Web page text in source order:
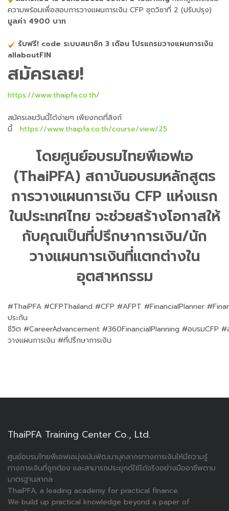
ความพร้อมเพื่อสอบการวางแผนการเงิน CFP ชุดวิชาที่ 2 (ปรับปรุง)
มูลค่า 4900 บาท
รับฟรี! code ระบบสมาชิก 3 เดือน โปรแกรมวางแผนการเงิน
allaboutFIN
สมัครเลย!
https://www.thaipfa.co.th/
สมัครเลยวันนี้ได้ง่ายๆ เพียงกดที่ลิงก์
นี้ https://www.thaipfa.co.th/course/view/25
โดยศูนย์อบรมไทยพีเอฟเอ
(ThaiPFA) สถาบันอบรมหลักสูตร
การวางแผนการเงิน CFP แห่งแรก
ในประเทศไทย จะช่วยสร้างโอกาสให้
กับคุณเป็นที่ปรึกษาการเงิน/นัก
วางแผนการเงินที่แตกต่างใน
อุตสาหกรรม
#ThaiPFA #CFPThailand #CFP #AFPT #FinancialPlanner
ประกัน
ชีวิต #CareerAdvancement #360FinancialPlanning #อบรมCFP
วางแผนการเงิน #ที่ปรึกษาการเงิน
ThaiPFA Training Center Co., Ltd.
ศูนย์อบรมไทยพีเอฟเอมุ่งเน้นพัฒนาบุคลากรทางการเงินให้มีความรู้
ทางการเงินที่ถูกต้อง และสามารถประยุกต์ใช้ได้จริงอย่างมืออาชีพตาม
มาตรฐานสากล
ThaiPFA, a leading academy for practical finance.
We build up practical knowledge beyond a paper of